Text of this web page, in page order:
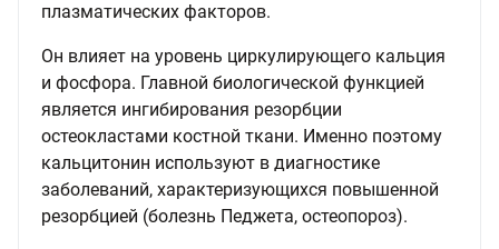
плазматических факторов.
Он влияет на уровень циркулирующего кальция
и фосфора. Главной биологической функцией
является ингибирования резорбции
остеокластами костной ткани. Именно поэтому
кальцитонин используют в диагностике
заболеваний, характеризующихся повышенной
резорбцией (болезнь Педжета, остеопороз).